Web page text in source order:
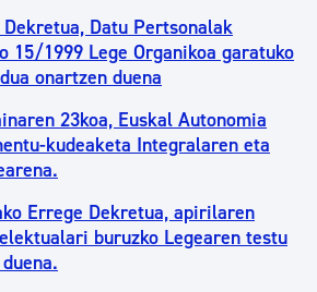
Datu Pertsonalak
15/1999 Lege Organikoa garatuko
onartzen duena
23koa, Euskal Autonomia
kudeaketa Integralaren eta
Errege Dekretua, apirilaren
buruzko Legearen testu